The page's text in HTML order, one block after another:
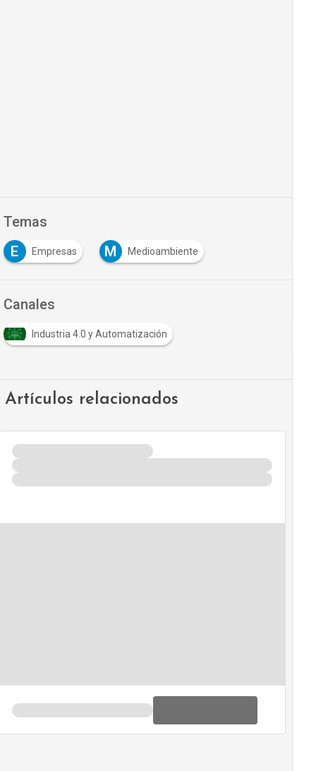
Temas
E
Empresas M Medioambiente
Canales
Industria 4.0 y Automatización
Artículos relacionados